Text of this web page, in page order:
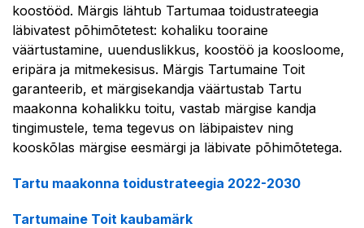
koostööd. Märgis lähtub Tartumaa toidustrateegia
läbivatest põhimõtetest: kohaliku tooraine
väärtustamine, uuenduslikkus, koostöö ja koosloome,
eripära ja mitmekesisus. Märgis Tartumaine Toit
garanteerib, et märgisekandja väärtustab Tartu
maakonna kohalikku toitu, vastab märgise kandja
tingimustele, tema tegevus on läbipaistev ning
kooskõlas märgise eesmärgi ja läbivate põhimõtetega.
Tartu maakonna toidustrateegia 2022-2030
Tartumaine Toit kaubamärk